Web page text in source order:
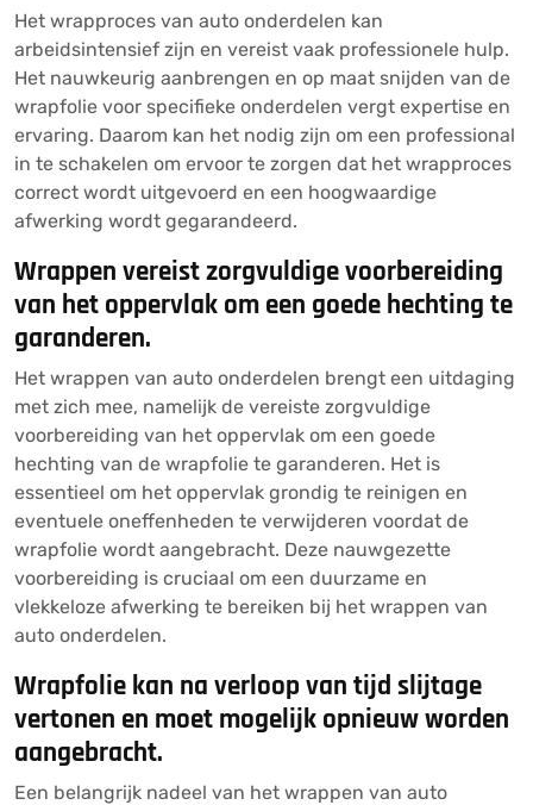
Het wrapproces van auto onderdelen kan
arbeidsintensief zijn en vereist vaak professionele hulp.
Het nauwkeurig aanbrengen en op maat snijden van de
wrapfolie voor specifieke onderdelen vergt expertise en
ervaring. Daarom kan het nodig zijn om een professional
in te schakelen om ervoor te zorgen dat het wrapproces
correct wordt uitgevoerd en een hoogwaardige
afwerking wordt gegarandeerd.
Wrappen vereist zorgvuldige voorbereiding
van het oppervlak om een goede hechting te
garanderen.
Het wrappen van auto onderdelen brengt een uitdaging
met zich mee, namelijk de vereiste zorgvuldige
voorbereiding van het oppervlak om een goede
hechting van de wrapfolie te garanderen. Het is
essentieel om het oppervlak grondig te reinigen en
eventuele oneffenheden te verwijderen voordat de
wrapfolie wordt aangebracht. Deze nauwgezette
voorbereiding is cruciaal om een duurzame en
vlekkeloze afwerking te bereiken bij het wrappen van
auto onderdelen.
Wrapfolie kan na verloop van tijd slijtage
vertonen en moet mogelijk opnieuw worden
aangebracht.
Een belangrijk nadeel van het wrappen van auto